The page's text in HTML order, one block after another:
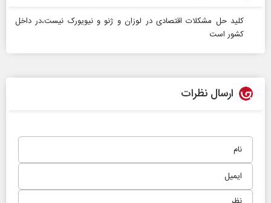
کلید حل مشکلات اقتصادی در لوزان و ژنو و نیویورک نیست،در داخل
کشور است
ارسال نظرات